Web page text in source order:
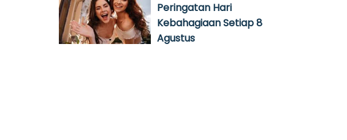
Peringatan Hari
Kebahagiaan Setiap 8
Agustus